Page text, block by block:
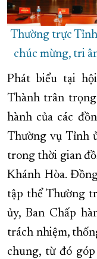
Thường trực
chúc mừng, tri
Phát biểu tại
Thành trân
hành của các
Thường vụ Tỉnh
trong thời gian
Khánh Hòa.
tập thể Thường
ủy, Ban Chấp
trách nhiệm,
chung, từ đó